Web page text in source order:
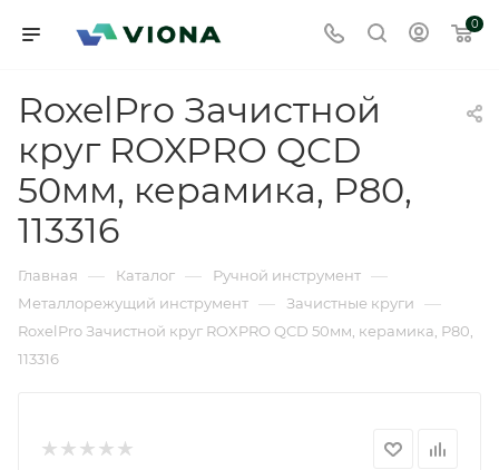
0
RoxelPro Зачистной
круг ROXPRO QCD
50мм, керамика, Р80,
113316
Главная — Каталог — Ручной инструмент —
Металлорежущий инструмент — Зачистные круги —
RoxelPro Зачистной круг ROXPRO QCD 50мм, керамика, Р80,
113316